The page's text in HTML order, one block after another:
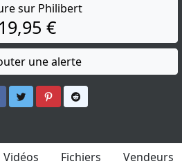
sur Philibert
19,95 €
une alerte
Partager sur Twitter
Partager sur Pinterest
Vidéos Fichiers Vendeurs